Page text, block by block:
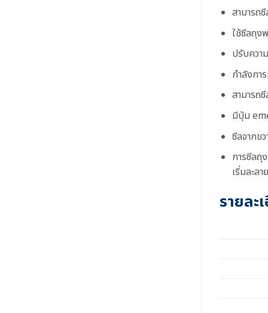
สามารถ
ใช้ซีลถุง
ปรับควา
กำลังกา
สามารถ
มีปุ่ม
ซีลจากข
การซีลถุ
เริ่มละล
รายละ